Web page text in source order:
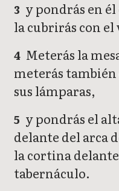
3 y pondrás en
la cubrirás con el
4 Meterás la
meterás
sus lámparas,
5 y pondrás el
delante del arca
la cortina
tabernáculo.